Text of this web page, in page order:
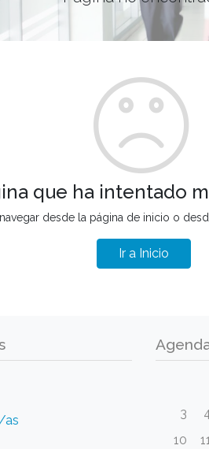
que ha intentado
desde la página de inicio o
Ir a Inicio
as
3
10
11